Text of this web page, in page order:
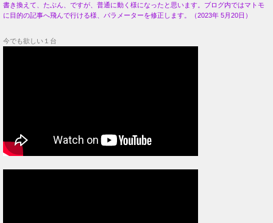
書き換えて、たぶん、ですが、普通に動く様になったと思います。ブログ内ではマトモ
に目的の記事へ飛んで行ける様、パラメーターを修正します。（2023年 5月20日）
今でも欲しい１台